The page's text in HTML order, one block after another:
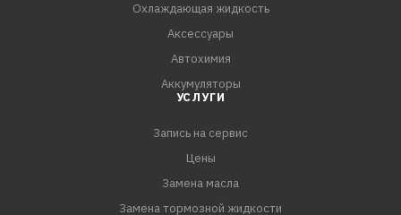
Охлаждающая жидкость
Аксессуары
Автохимия
Аккумуляторы
УСЛУГИ
Запись на сервис
Цены
Замена масла
Замена тормозной жидкости